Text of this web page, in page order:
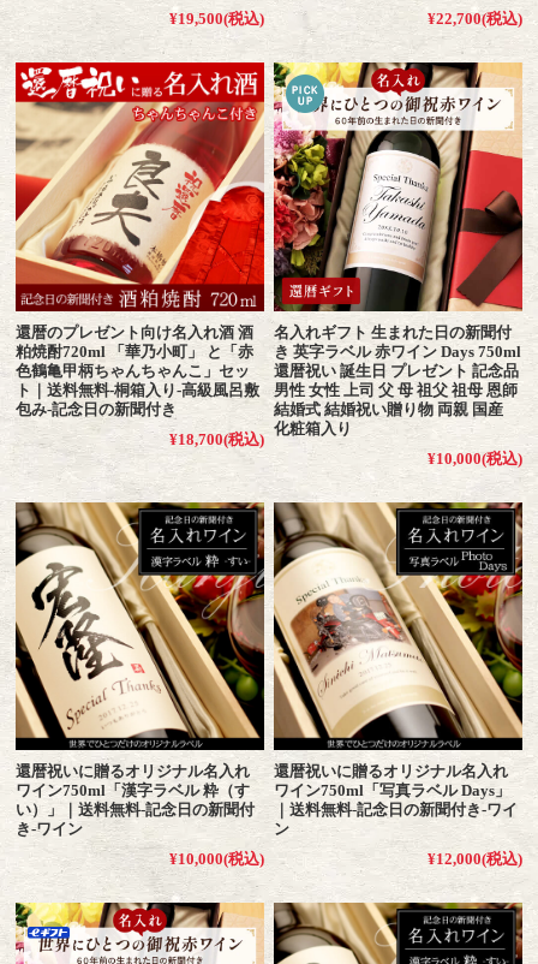
¥19,500(税込)
¥22,700(税込)
還暦のプレゼント向け名入れ酒 酒
粕焼酎720ml 「華乃小町」 と「赤
色鶴亀甲柄ちゃんちゃんこ」セッ
ト｜送料無料-桐箱入り-高級風呂敷
包み-記念日の新聞付き
¥18,700(税込)
名入れギフト 生まれた日の新聞付
き 英字ラベル 赤ワイン Days 750ml
還暦祝い 誕生日 プレゼント 記念品
男性 女性 上司 父 母 祖父 祖母 恩師
結婚式 結婚祝い贈り物 両親 国産
化粧箱入り
¥10,000(税込)
還暦祝いに贈るオリジナル名入れ
ワイン750ml「漢字ラベル 粋（す
い）」｜送料無料-記念日の新聞付
き-ワイン
¥10,000(税込)
還暦祝いに贈るオリジナル名入れ
ワイン750ml「写真ラベル Days」
｜送料無料-記念日の新聞付き-ワイ
ン
¥12,000(税込)